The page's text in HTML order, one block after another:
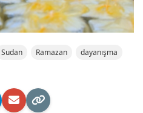
Sudan Ramazan
dayanışma